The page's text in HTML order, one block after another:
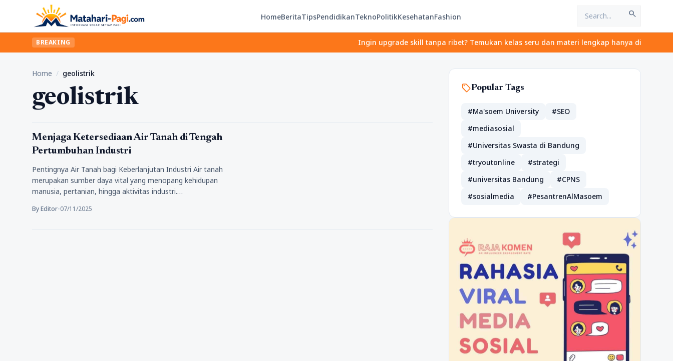
HomeBeritaTipsPendidikanTeknoPolitikKesehatanFashion search
BREAKING Ingin upgrade skill tanpa ribet? Temukan kelas seru dan materi lengkap hanya di
Home / geolistrik
geolistrik
Tekno
Menjaga Ketersediaan Air Tanah di Tengah
Pertumbuhan Industri
Pentingnya Air Tanah bagi Keberlanjutan Industri Air tanah
merupakan sumber daya vital yang menopang kehidupan
manusia, pertanian, hingga aktivitas industri.…
By Editor•07/11/2025
sellPopular Tags
#Ma'soem University
#SEO
#mediasosial
#Universitas Swasta di Bandung
#tryoutonline
#strategi
#universitas Bandung
#CPNS
#sosialmedia
#PesantrenAlMasoem